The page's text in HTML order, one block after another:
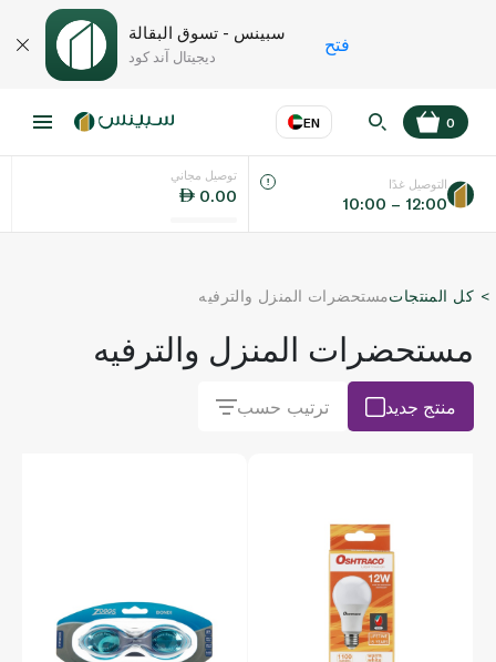
سبينس - تسوق البقالة
ديجيتال آند كود
فتح
EN
اللغة عر
KSA
0
توصيل مجاني
0.00
التوصيل غدًا
10:00 – 12:00
كل المنتجاتمستحضرات المنزل والترفيه
مستحضرات المنزل والترفيه
منتج جديد ترتيب حسب